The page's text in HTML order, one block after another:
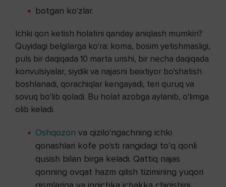
botgan ko'zlar.
Ichki qon ketish holatini qanday aniqlash mumkin?
Quyidagi belgilarga ko'ra: koma, bosim yetishmasligi,
puls bir daqiqada 10 marta urishi, bir necha daqiqada
konvulsiyalar, siydik va najasni beixtiyor bo'shatish
boshlanadi, qorachiqlar kengayadi, teri quruq va
sovuq bo'lib qoladi. Bu holat azobga aylanib, o'limga
olib keladi.
Oshqozon va qizilo'ngachning ichki
qonashlari kofe po'sti rangidagi to’q qonli
qusish bilan birga keladi. Qattiq najas
qonning ovqat hazm qilish tizimining yuqori